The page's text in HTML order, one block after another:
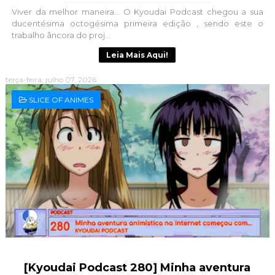
Viver da melhor maneira... O Kyoudai Podcast chegou a sua
ducentésima octogésima primeira edição , sendo este o
trabalho âncora do proj...
Leia Mais Aqui!
terça-feira, julho 07, 2026
SLICE OF ANIMES
[Kyoudai Podcast 280] Minha aventura